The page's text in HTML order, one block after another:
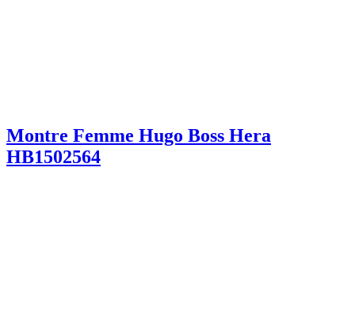
Montre Femme Hugo Boss Hera
HB1502564